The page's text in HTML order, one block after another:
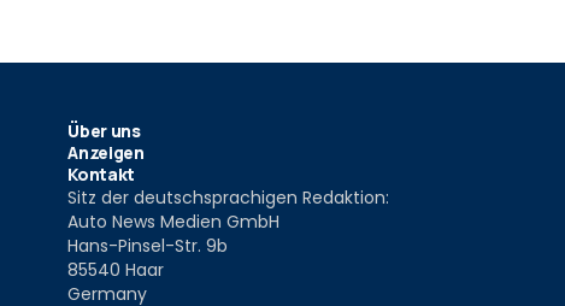
Über uns
Anzeigen
Kontakt
Sitz der deutschsprachigen Redaktion:
Auto News Medien GmbH
Hans-Pinsel-Str. 9b
85540 Haar
Germany